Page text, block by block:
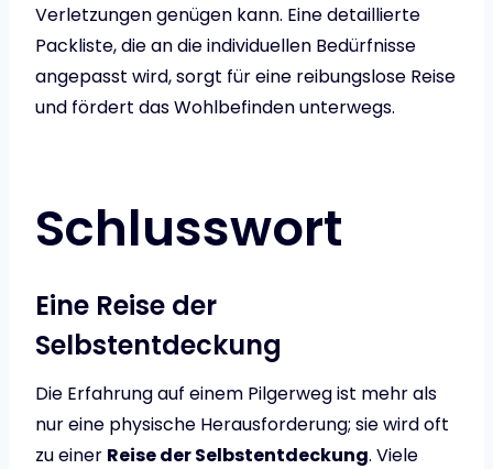
Verletzungen genügen kann. Eine detaillierte
Packliste, die an die individuellen Bedürfnisse
angepasst wird, sorgt für eine reibungslose Reise
und fördert das Wohlbefinden unterwegs.
Schlusswort
Eine Reise der
Selbstentdeckung
Die Erfahrung auf einem Pilgerweg ist mehr als
nur eine physische Herausforderung; sie wird oft
zu einer Reise der Selbstentdeckung. Viele